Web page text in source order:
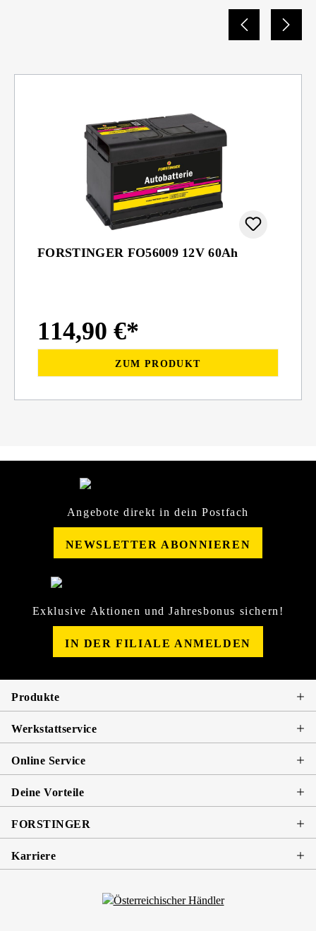
FORSTINGER FO56009 12V 60Ah
114,90 €*
ZUM PRODUKT
Angebote direkt in dein Postfach
NEWSLETTER ABONNIEREN
Exklusive Aktionen und Jahresbonus sichern!
IN DER FILIALE ANMELDEN
Produkte
Werkstattservice
Online Service
Deine Vorteile
FORSTINGER
Karriere